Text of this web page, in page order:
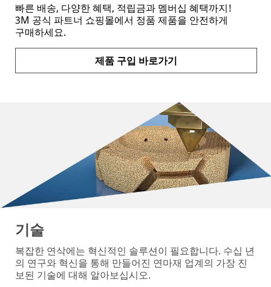
빠른 배송, 다양한 혜택, 적립금과 멤버십 혜택까지!
3M 공식 파트너 쇼핑몰에서 정품 제품을 안전하게
구매하세요.
제품 구입 바로가기
기술
복잡한 연삭에는 혁신적인 솔루션이 필요합니다. 수십 년
의 연구와 혁신을 통해 만들어진 연마재 업계의 가장 진
보된 기술에 대해 알아보십시오.